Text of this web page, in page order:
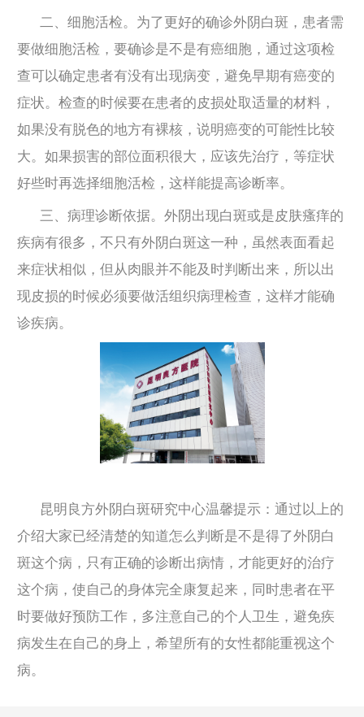
二、细胞活检。为了更好的确诊外阴白斑，患者需
要做细胞活检，要确诊是不是有癌细胞，通过这项检
查可以确定患者有没有出现病变，避免早期有癌变的
症状。检查的时候要在患者的皮损处取适量的材料，
如果没有脱色的地方有裸核，说明癌变的可能性比较
大。如果损害的部位面积很大，应该先治疗，等症状
好些时再选择细胞活检，这样能提高诊断率。
三、病理诊断依据。外阴出现白斑或是皮肤瘙痒的
疾病有很多，不只有外阴白斑这一种，虽然表面看起
来症状相似，但从肉眼并不能及时判断出来，所以出
现皮损的时候必须要做活组织病理检查，这样才能确
诊疾病。
昆明良方外阴白斑研究中心温馨提示：通过以上的
介绍大家已经清楚的知道怎么判断是不是得了外阴白
斑这个病，只有正确的诊断出病情，才能更好的治疗
这个病，使自己的身体完全康复起来，同时患者在平
时要做好预防工作，多注意自己的个人卫生，避免疾
病发生在自己的身上，希望所有的女性都能重视这个
病。